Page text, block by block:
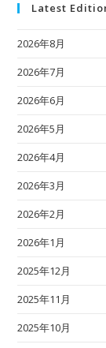
Latest
2026年8月
2026年7月
2026年6月
2026年5月
2026年4月
2026年3月
2026年2月
2026年1月
2025年12月
2025年11月
2025年10月